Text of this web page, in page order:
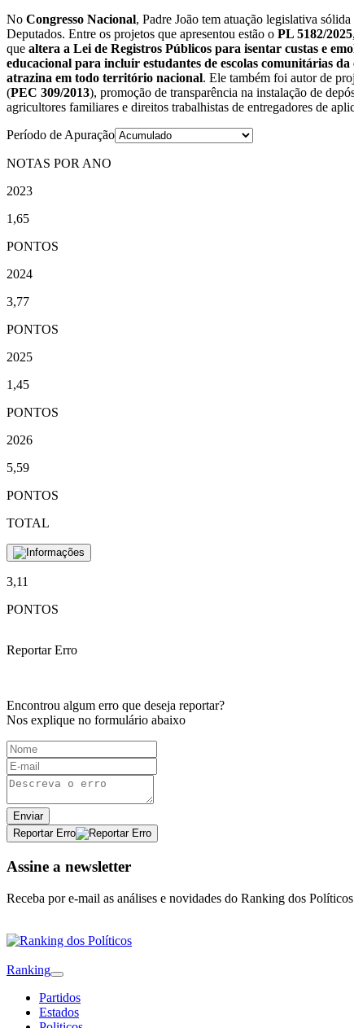
No Congresso Nacional, Padre João tem atuação legislativa
Deputados. Entre os projetos que apresentou estão o PL 5182/2025
que altera a Lei de Registros Públicos para isentar custas e
educacional para incluir estudantes de escolas comunitárias da
atrazina em todo território nacional. Ele também foi autor de
(PEC 309/2013), promoção de transparência na instalação de
agricultores familiares e direitos trabalhistas de entregadores de
Período de Apuração
NOTAS POR ANO
2023
1,65
PONTOS
2024
3,77
PONTOS
2025
1,45
PONTOS
2026
5,59
PONTOS
TOTAL
3,11
PONTOS
Reportar Erro
Encontrou algum erro que deseja reportar?
Nos explique no formulário abaixo
Enviar
Reportar Erro
Assine a newsletter
Receba por e-mail as análises e novidades do Ranking dos
Ranking
Partidos
Estados